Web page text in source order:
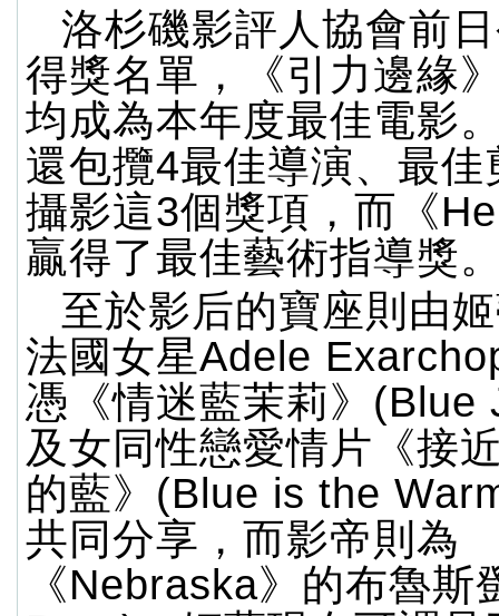
洛杉磯影評人協會前
得獎名單，《引力邊緣
均成為本年度最佳電影
還包攬4最佳導演、最佳
攝影這3個獎項，而《
贏得了最佳藝術指導獎
至於影后的寶座則由
法國女星Adele
憑《情迷藍茉莉》(Blue
及女同性戀愛情片《接
的藍》(Blue is the
共同分享，而影帝則為
《Nebraska》的布魯斯